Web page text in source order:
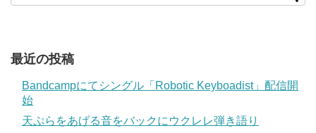
最近の投稿
Bandcampにてシングル「Robotic Keyboadist」配信開
始
天ぷらをあげる音をバックにウクレレ弾き語り